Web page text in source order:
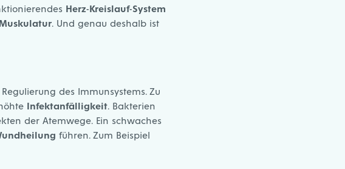
Herz-Kreislauf-System
. Und genau deshalb ist
des Immunsystems. Zu
Infektanfälligkeit. Bakterien
der Atemwege. Ein schwaches
führen. Zum Beispiel